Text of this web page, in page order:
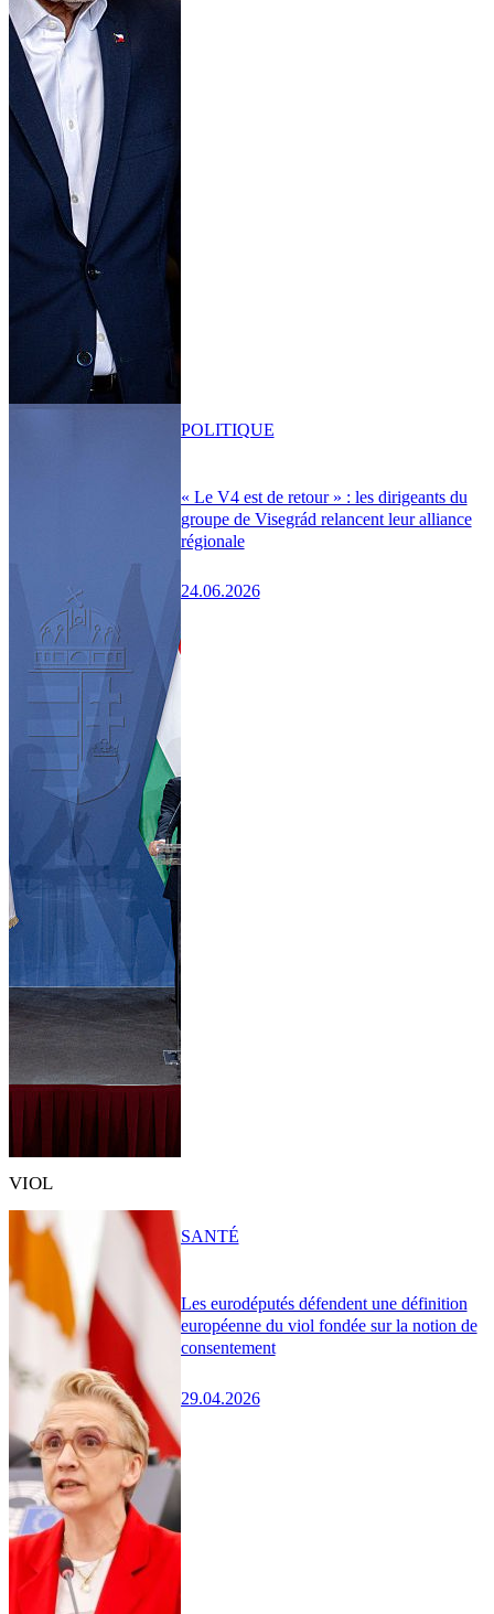
« Le V4 est de retour » : les dirigeants du
groupe de Visegrád relancent leur alliance
régionale
24.06.2026
POLITIQUE
VIOL
Les eurodéputés défendent une définition
européenne du viol fondée sur la notion de
consentement
29.04.2026
SANTÉ